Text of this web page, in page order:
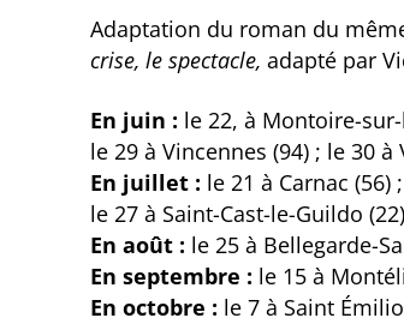
Adaptation du roman du
crise, le spectacle,adapté par
En juin : le 22, à Montoire-
le 29 à Vincennes (94) ; le 30
En juillet : le 21 à Carnac (56)
le 27 à Saint-Cast-le-Guildo
En août : le 25 à Bellegarde-
En septembre : le 15 à
En octobre : le 7 à Saint